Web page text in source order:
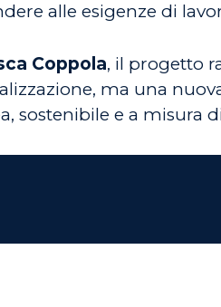
alle esigenze di
Coppola, il progetto
ma una
sostenibile e a misura